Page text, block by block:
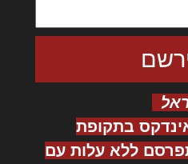
בתקופת
ללא עלות עם